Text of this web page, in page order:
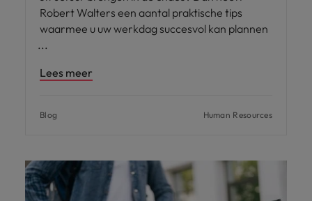
Robert Walters een aantal praktische tips
waarmee u uw werkdag succesvol kan plannen
Lees meer
Blog Human Resources